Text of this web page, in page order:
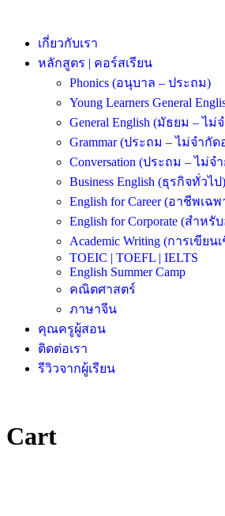
เกี่ยวกับเรา
หลักสูตร | คอร์สเรียน
Phonics (อนุบาล – ประถม)
Young Learners General
General English (มัธยม – ไม่
Grammar (ประถม – ไม่จำกัด
Conversation (ประถม – ไม่จ
Business English (ธุรกิจทั่วไป)
English for Career (อาชีพเฉพ
English for Corporate (สำหรั
Academic Writing (การเขียน
TOEIC | TOEFL | IELTS
English Summer Camp
คณิตศาสตร์
ภาษาจีน
คุณครูผู้สอน
ติดต่อเรา
รีวิวจากผู้เรียน
Cart